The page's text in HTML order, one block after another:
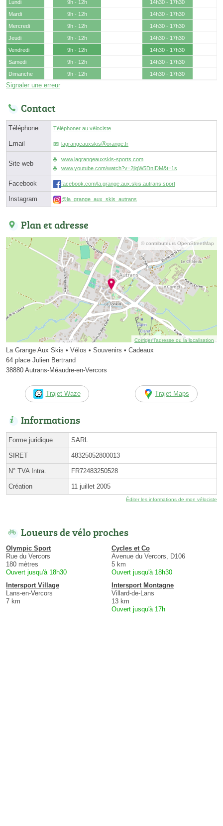
Lundi 9h - 12h
14h30 - 17h30
Mardi
9h - 12h
14h30 - 17h30
Mercredi
9h - 12h
14h30 - 17h30
Jeudi
9h - 12h
14h30 - 17h30
Vendredi
9h - 12h
14h30 - 17h30
Samedi
9h - 12h
14h30 - 17h30
Dimanche
9h - 12h 14h30 - 17h30
Signaler une erreur
Contact
Téléphone Téléphoner au vélociste
Email lagrangeauxskisⓐorange.fr
Site web
www.lagrangeauxskis-sports.com
www.youtube.com/watch?v=2jlgW5DnIDM&t=1s
Facebook facebook.com/la.grange.aux.skis.autrans.sport
Instagram @la_grange_aux_skis_autrans
Plan et adresse
© contributeurs OpenStreetMap
Corriger l’adresse ou la localisation
La Grange Aux Skis • Vélos • Souvenirs • Cadeaux
64 place Julien Bertrand
38880 Autrans-Méaudre-en-Vercors
Trajet Waze Trajet Maps
Informations
Forme juridique SARL
SIRET 48325052800013
N° TVA Intra. FR72483250528
Création 11 juillet 2005
Éditer les informations de mon vélociste
Loueurs de vélo proches
Olympic Sport
Rue du Vercors
180 mètres
Ouvert jusqu'à 18h30
Cycles et Co
Avenue du Vercors, D106
5 km
Ouvert jusqu'à 18h30
Intersport Village
Lans-en-Vercors
7 km
Intersport Montagne
Villard-de-Lans
13 km
Ouvert jusqu'à 17h